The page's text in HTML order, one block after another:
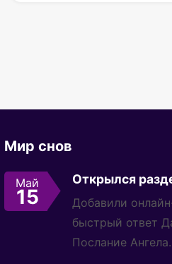
Мир снов
Май
15
Открылся
Добавили
быстрый ответ
Послание Ангела.